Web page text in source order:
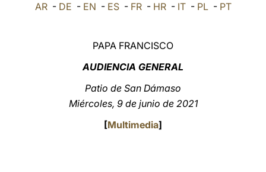
LATINE
AR- DE - EN - ES- FR- HR- IT- PL- PT
PAPA FRANCISCO
AUDIENCIA GENERAL
Patio de San Dámaso
Miércoles, 9 de junio de 2021
[Multimedia]